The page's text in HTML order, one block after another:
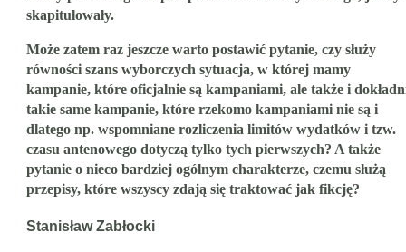
skapitulowały.
Może zatem raz jeszcze warto postawić pytanie, czy służy
równości szans wyborczych sytuacja, w której mamy
kampanie, które oficjalnie są kampaniami, ale także i
takie same kampanie, które rzekomo kampaniami nie są i
dlatego np. wspomniane rozliczenia limitów wydatków i tzw.
czasu antenowego dotyczą tylko tych pierwszych? A także
pytanie o nieco bardziej ogólnym charakterze, czemu służą
przepisy, które wszyscy zdają się traktować jak fikcję?
Stanisław Zabłocki